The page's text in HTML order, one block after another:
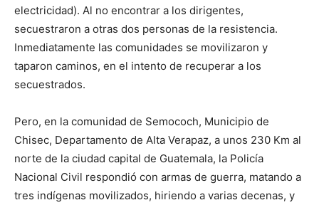
electricidad). Al no encontrar a los dirigentes,
secuestraron a otras dos personas de la resistencia.
Inmediatamente las comunidades se movilizaron y
taparon caminos, en el intento de recuperar a los
secuestrados.
Pero, en la comunidad de Semococh, Municipio de
Chisec, Departamento de Alta Verapaz, a unos 230 Km al
norte de la ciudad capital de Guatemala, la Policía
Nacional Civil respondió con armas de guerra, matando a
tres indígenas movilizados, hiriendo a varias decenas, y